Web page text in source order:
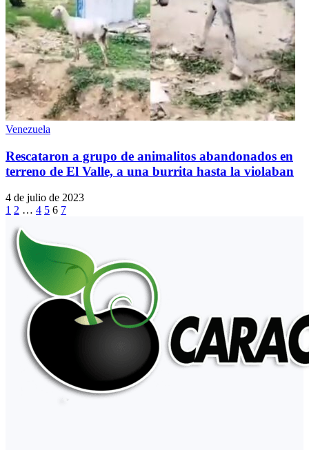
Venezuela
Rescataron a grupo de animalitos abandonados en
terreno de El Valle, a una burrita hasta la violaban
4 de julio de 2023
1 2 … 4 5 6 7